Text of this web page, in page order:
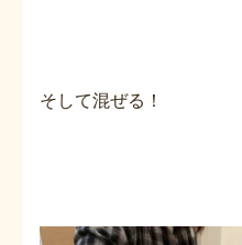
そして混ぜる！